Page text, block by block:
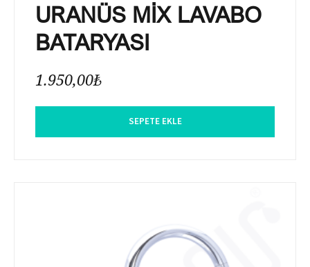
URANÜS MİX LAVABO
BATARYASI
1.950,00₺
SEPETE EKLE